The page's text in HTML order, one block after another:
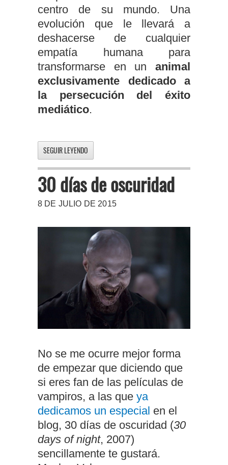
centro de su mundo. Una
evolución que le llevará a
deshacerse de cualquier
empatía humana para
transformarse en un animal
exclusivamente dedicado a
la persecución del éxito
mediático.
SEGUIR LEYENDO
30 días de oscuridad
8 DE JULIO DE 2015
No se me ocurre mejor forma
de empezar que diciendo que
si eres fan de las películas de
vampiros, a las que ya
dedicamos un especial en el
blog, 30 días de oscuridad (30
days of night, 2007)
sencillamente te gustará.